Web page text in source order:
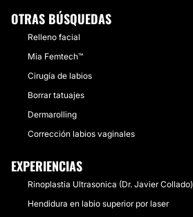
OTRAS BÚSQUEDAS
Relleno facial
Mia Femtech™
Cirugía de labios
Borrar tatuajes
Dermarolling
Corrección labios vaginales
EXPERIENCIAS
Rinoplastia Ultrasonica (Dr. Javier Collado)
Hendidura en labio superior por laser